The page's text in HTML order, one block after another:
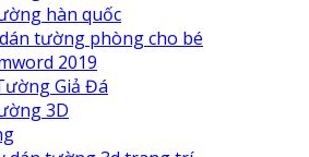
hàn quốc
tường phòng cho bé
2019
Giả Đá
3D